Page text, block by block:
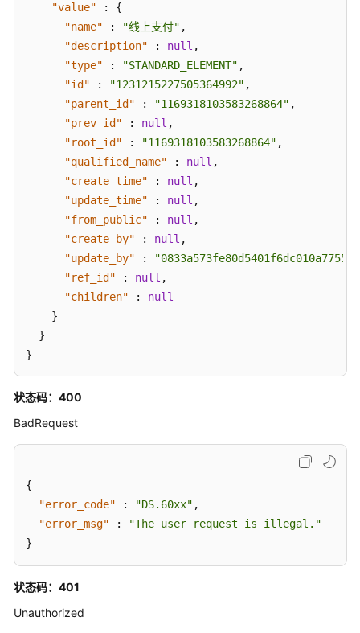
汇
表
接
口
业
务
指
标
关
系
模
接
接
口
"value"
:
{
"name"
: "线上支付" ,
"description"
: null ,
"type"
: "STANDARD_ELEMENT" ,
"id"
: "1231215227505364992" ,
"parent_id"
: "1169318103583268864" ,
"prev_id"
: null ,
"root_id"
: "1169318103583268864" ,
"qualified_name"
: null ,
"create_time"
: null ,
"update_time"
: null ,
"from_public"
: null ,
"create_by"
: null ,
"update_by"
:
"ref_id"
: null ,
"children"
:
null
}
}
}
状态码：400
BadRequest
{
"error_code"
: "DS.60xx" ,
"error_msg"
:
"The user request is illegal."
}
状态码：401
Unauthorized